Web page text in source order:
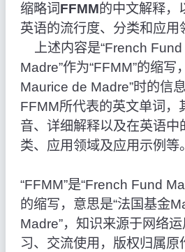
缩略词 FFMM的中文解释，
英语的流行度、分类和应用
上述内容是“French Fund
Madre”作为“FFMM”的缩写
Maurice de Madre”时的信
FFMM所代表的英文单词，
音、详细解释以及在英语中
类、应用领域及应用示例等。
“FFMM”是“French Fund
的缩写，意思是“法国基金
Madre”，知识来源于网络
习、交流使用，版权归属原